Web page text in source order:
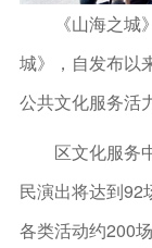
《山海之城》
城》，自发布以
公共文化服务活
区文化服务中
民演出将达到92
各类活动约200